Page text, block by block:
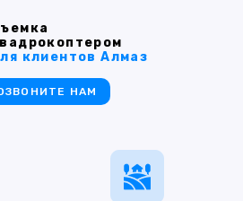
клиентов Алмаз
НАМ